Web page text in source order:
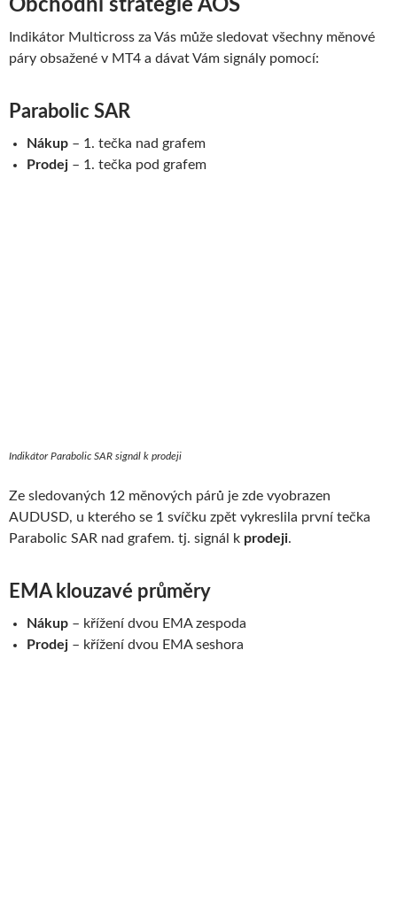
Obchodní strategie AOS
Indi­ká­tor Mul­ticross za Vás může sledovat všechny měnové
páry obsa­žené v MT4 a dávat Vám sig­nály pomocí:
Para­bo­lic SAR
Nákup – 1. tečka nad gra­fem
Prodej – 1. tečka pod gra­fem
Indikátor Parabolic SAR signál k prodeji
Ze sledovaných 12 měnových párů je zde vyobrazen
AUDUSD, u kterého se 1 svíčku zpět vykreslila první tečka
Parabolic SAR nad grafem. tj. signál k prodeji.
EMA klouzavé prů­měry
Nákup – kří­žení dvou EMA zespoda
Prodej – kří­žení dvou EMA seshora